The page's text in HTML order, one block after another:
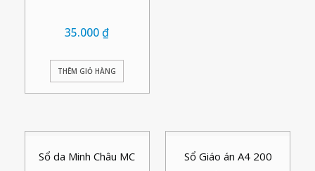
35.000₫
THÊM GIỎ HÀNG
Sổ da Minh Châu MC
Sổ Giáo án A4 200